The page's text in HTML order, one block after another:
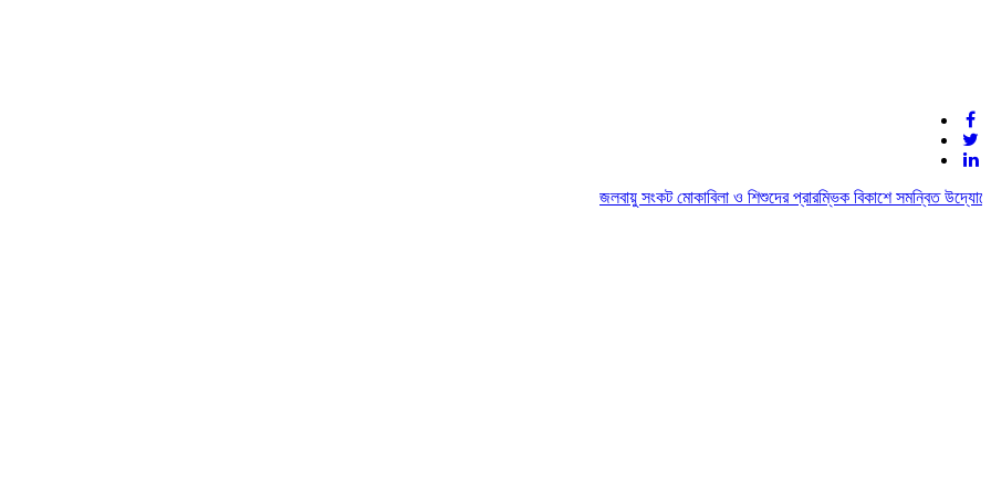
জলবায়ু সংকট মোকাবিলা ও শিশুদের প্রারম্ভিক বিকাশে সমন্বিত উদ্যোগের